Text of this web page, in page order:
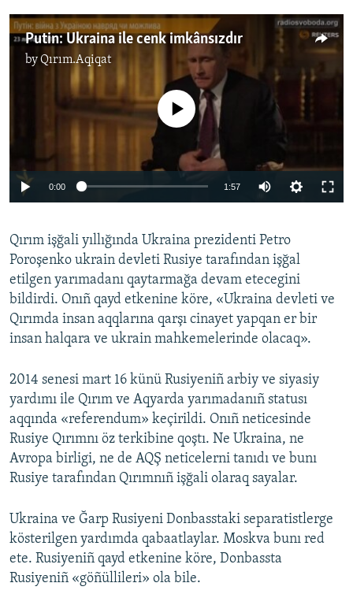
Putin: Ukraina ile cenk imkânsızdır
byQırım.Aqiqat
No media source currently available
0:00 1:57
Qırım işğali yıllığında Ukraina prezidenti Petro
Poroşenko ukrain devleti Rusiye tarafından işğal
etilgen yarımadanı qaytarmağa devam etecegini
bildirdi. Onıñ qayd etkenine köre, «Ukraina devleti ve
Qırımda insan aqqlarına qarşı cinayet yapqan er bir
insan halqara ve ukrain mahkemelerinde olacaq».
2014 senesi mart 16 künü Rusiyeniñ arbiy ve siyasiy
yardımı ile Qırım ve Aqyarda yarımadanıñ statusı
aqqında «referendum» keçirildi. Onıñ neticesinde
Rusiye Qırımnı öz terkibine qoştı. Ne Ukraina, ne
Avropa birligi, ne de AQŞ neticelerni tanıdı ve bunı
Rusiye tarafından Qırımnıñ işğali olaraq sayalar.
Ukraina ve Ğarp Rusiyeni Donbasstaki separatistlerge
kösterilgen yardımda qabaatlaylar. Moskva bunı red
ete. Rusiyeniñ qayd etkenine köre, Donbassta
Rusiyeniñ «göñüllileri» ola bile.